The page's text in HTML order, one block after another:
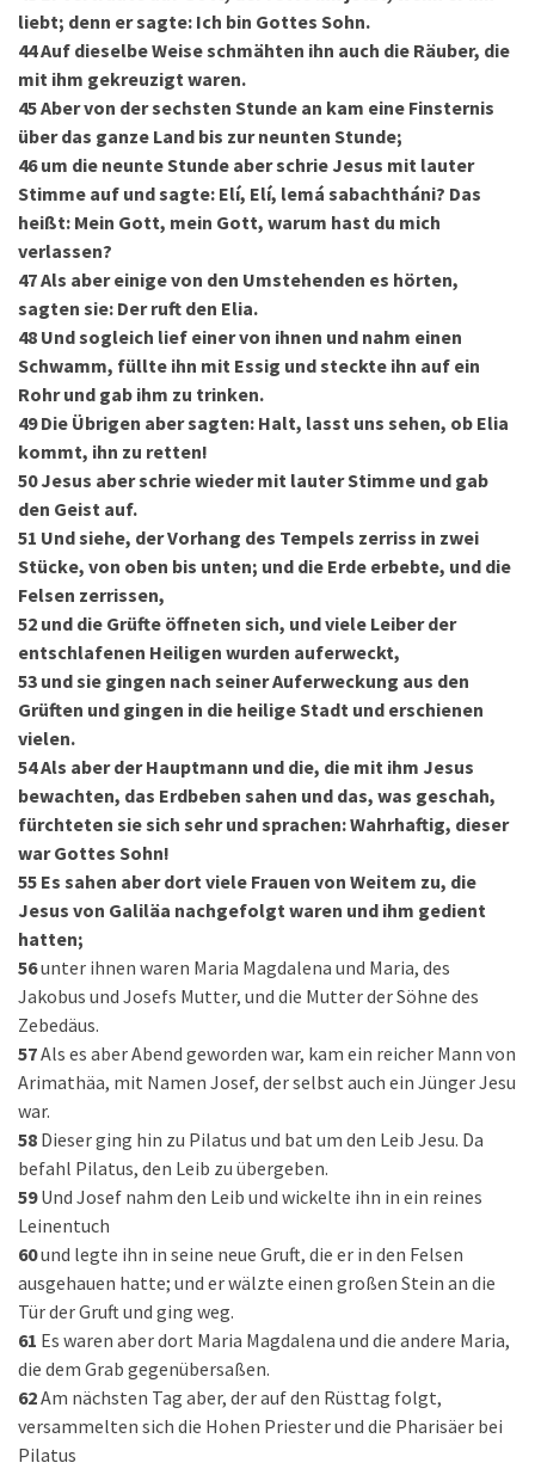
liebt; denn er sagte: Ich bin Gottes Sohn.
44Auf dieselbe Weise schmähten ihn auch die Räuber, die
mit ihm gekreuzigt waren.
45Aber von der sechsten Stunde an kam eine Finsternis
über das ganze Land bis zur neunten Stunde;
46 um die neunte Stunde aber schrie Jesus mit lauter
Stimme auf und sagte: Elí, Elí, lemá sabachtháni? Das
heißt: Mein Gott, mein Gott, warum hast du mich
verlassen?
47Als aber einige von den Umstehenden es hörten,
sagten sie: Der ruft den Elia.
48 Und sogleich lief einer von ihnen und nahm einen
Schwamm, füllte ihn mit Essig und steckte ihn auf ein
Rohr und gab ihm zu trinken.
49 Die Übrigen aber sagten: Halt, lasst uns sehen, ob Elia
kommt, ihn zu retten!
50 Jesus aber schrie wieder mit lauter Stimme und gab
den Geist auf.
51 Und siehe, der Vorhang des Tempels zerriss in zwei
Stücke, von oben bis unten; und die Erde erbebte, und die
Felsen zerrissen,
52 und die Grüfte öffneten sich, und viele Leiber der
entschlafenen Heiligen wurden auferweckt,
53 und sie gingen nach seiner Auferweckung aus den
Grüften und gingen in die heilige Stadt und erschienen
vielen.
54Als aber der Hauptmann und die, die mit ihm Jesus
bewachten, das Erdbeben sahen und das, was geschah,
fürchteten sie sich sehr und sprachen: Wahrhaftig, dieser
war Gottes Sohn!
55 Es sahen aber dort viele Frauen von Weitem zu, die
Jesus von Galiläa nachgefolgt waren und ihm gedient
hatten;
56unter ihnen waren Maria Magdalena und Maria, des
Jakobus und Josefs Mutter, und die Mutter der Söhne des
Zebedäus.
57Als es aber Abend geworden war, kam ein reicher Mann von
Arimathäa, mit Namen Josef, der selbst auch ein Jünger Jesu
war.
58 Dieser ging hin zu Pilatus und bat um den Leib Jesu. Da
befahl Pilatus, den Leib zu übergeben.
59 Und Josef nahm den Leib und wickelte ihn in ein reines
Leinentuch
60und legte ihn in seine neue Gruft, die er in den Felsen
ausgehauen hatte; und er wälzte einen großen Stein an die
Tür der Gruft und ging weg.
61 Es waren aber dort Maria Magdalena und die andere Maria,
die dem Grab gegenübersaßen.
62Am nächsten Tag aber, der auf den Rüsttag folgt,
versammelten sich die Hohen Priester und die Pharisäer bei
Pilatus